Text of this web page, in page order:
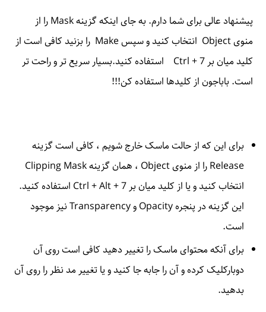
پیشنهاد عالی برای شما دارم. به جای اینکه گزینه Mask را از
منوی Object انتخاب کنید و سپس Make را بزنید کافی است از
کلید میان بر Ctrl + 7 استفاده کنید.بسیار سریع تر و راحت تر
است. باباجون از کلیدها استفاده کن!!!
برای این که از حالت ماسک خارج شویم ، کافی است گزینه
Release را از منوی Object ، همان گزینه Clipping Mask
انتخاب کنید و یا از کلید میان بر Ctrl + Alt + 7 استفاده کنید.
این گزینه در پنجره Opacity و Transparency نیز موجود
است.
برای آنکه محتوای ماسک را تغییر دهید کافی است روی آن
دوبارکلیک کرده و آن را جابه جا کنید و یا تغییر مد نظر را روی آن
بدهید.